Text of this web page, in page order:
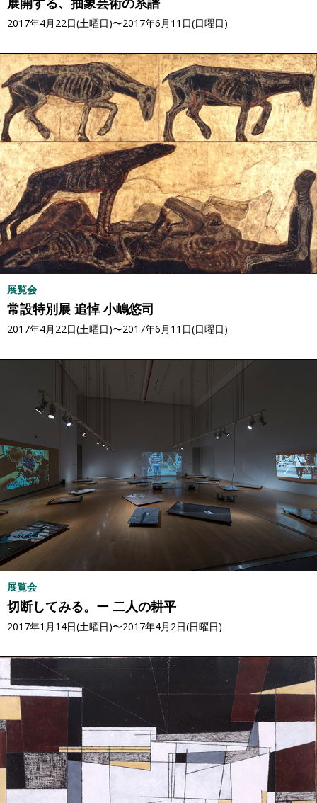
2017年4月22日(土曜日)〜2017年6月11日(日曜日)
展覧会
常設特別展 追悼 小嶋悠司
2017年4月22日(土曜日)〜2017年6月11日(日曜日)
展覧会
切断してみる。ー 二人の耕平
2017年1月14日(土曜日)〜2017年4月2日(日曜日)